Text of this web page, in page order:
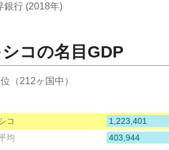
銀行 (2018年)
コの名目GDP
位（212ヶ国中）
コ
1,223,401
均
403,944